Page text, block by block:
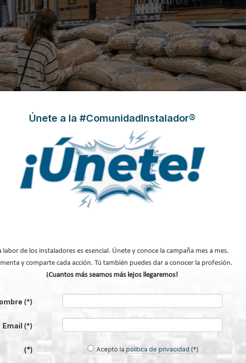
prevé crecer hasta las 630.000
la demanda
a cierre de 2026
, tras dos campañas de ajuste marcadas por la normalización de
Únete a la #ComunidadInstalador®
labor de los instaladores es esencial. Únete y conoce la campaña mes a mes.
y comparte cada acción. Tú también puedes dar a conocer la profesión.
¡Cuantos más seamos más lejos llegaremos!
(*)
Email (*)
(*) Acepto lapolítica de privacidad (*)